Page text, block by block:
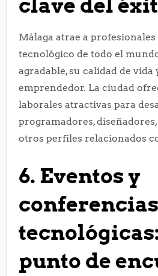
clave del
Málaga atrae a
tecnológico de todo el
agradable, su calidad de vida
emprendedor. La ciudad
laborales atractivas para
programadores,
otros perfiles relacionados
6. Eventos y
conferencias
punto de